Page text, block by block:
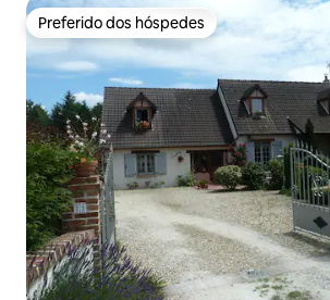
Preferido dos hóspedes
Preferido dos hóspedes